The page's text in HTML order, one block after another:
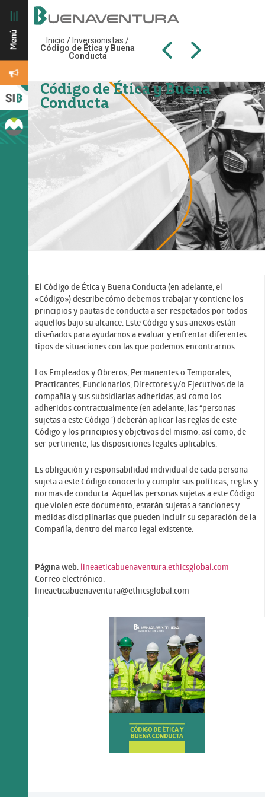
Inicio / Inversionistas /
Código de Ética y Buena
Conducta
Código de Ética y Buena
Conducta
El Código de Ética y Buena Conducta (en adelante, el
«Código») describe cómo debemos trabajar y contiene los
principios y pautas de conducta a ser respetados por todos
aquellos bajo su alcance. Este Código y sus anexos están
diseñados para ayudarnos a evaluar y enfrentar diferentes
tipos de situaciones con las que podemos encontrarnos.
Los Empleados y Obreros, Permanentes o Temporales,
Practicantes, Funcionarios, Directores y/o Ejecutivos de la
compañía y sus subsidiarias adheridas, así como los
adheridos contractualmente (en adelante, las “personas
sujetas a este Código”) deberán aplicar las reglas de este
Código y los principios y objetivos del mismo, así como, de
ser pertinente, las disposiciones legales aplicables.
Es obligación y responsabilidad individual de cada persona
sujeta a este Código conocerlo y cumplir sus políticas, reglas y
normas de conducta. Aquellas personas sujetas a este Código
que violen este documento, estarán sujetas a sanciones y
medidas disciplinarias que pueden incluir su separación de la
Compañía, dentro del marco legal existente.
Página web: lineaeticabuenaventura.ethicsglobal.com
Correo electrónico:
lineaeticabuenaventura@ethicsglobal.com